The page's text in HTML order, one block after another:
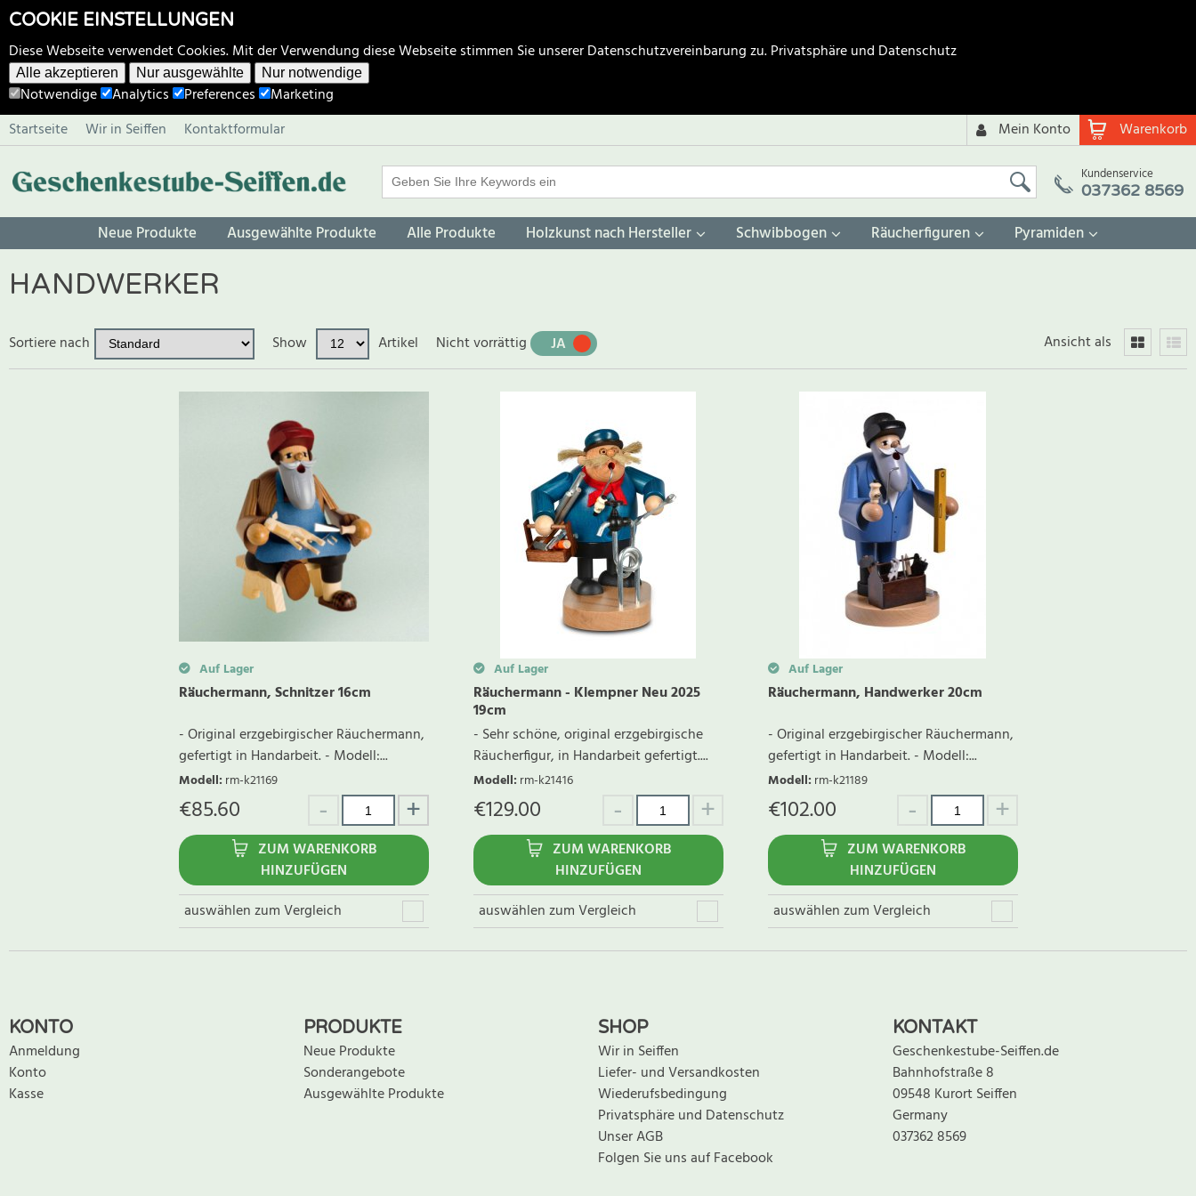
COOKIE EINSTELLUNGEN
Diese Webseite verwendet Cookies. Mit der Verwendung diese Webseite stimmen Sie unserer Datenschutzvereinbarung zu.Privatsphäre und Datenschutz
Alle akzeptieren Nur ausgewählte Nur notwendige
Notwendige Analytics Preferences
Marketing
Startseite
Wir in Seiffen Kontaktformular Warenkorb
Mein Konto
Kundenservice
037362 8569
Neue Produkte Ausgewählte Produkte Alle Produkte Holzkunst nach Hersteller Schwibbogen Räucherfiguren Pyramiden
HANDWERKER
Ansicht als
Sortiere nach Show Artikel Nicht vorrättig JA
Auf Lager
Räuchermann, Schnitzer 16cm
- Original erzgebirgischer Räuchermann,
gefertigt in Handarbeit. - Modell:...
Modell: rm-k21169
€85.60
ZUM WARENKORB
HINZUFÜGEN
auswählen zum Vergleich
Auf Lager
Räuchermann - Klempner Neu 2025
19cm
- Sehr schöne, original erzgebirgische
Räucherfigur, in Handarbeit gefertigt....
Modell: rm-k21416
€129.00
ZUM WARENKORB
HINZUFÜGEN
auswählen zum Vergleich
Auf Lager
Räuchermann, Handwerker 20cm
- Original erzgebirgischer Räuchermann,
gefertigt in Handarbeit. - Modell:...
Modell: rm-k21189
€102.00
ZUM WARENKORB
HINZUFÜGEN
auswählen zum Vergleich
KONTO
Anmeldung
Konto
Kasse
PRODUKTE
Neue Produkte
Sonderangebote
Ausgewählte Produkte
SHOP
Wir in Seiffen
Liefer- und Versandkosten
Wiederufsbedingung
Privatsphäre und Datenschutz
Unser AGB
Folgen Sie uns auf Facebook
KONTAKT
Geschenkestube-Seiffen.de
Bahnhofstraße 8
09548 Kurort Seiffen
Germany
037362 8569